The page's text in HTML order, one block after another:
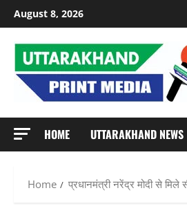
Skip
to
content
August 8, 2026
HOME UTTARAKHAND NEWS
Home प्रधानमंत्री नरेंद्र मोदी से मिले